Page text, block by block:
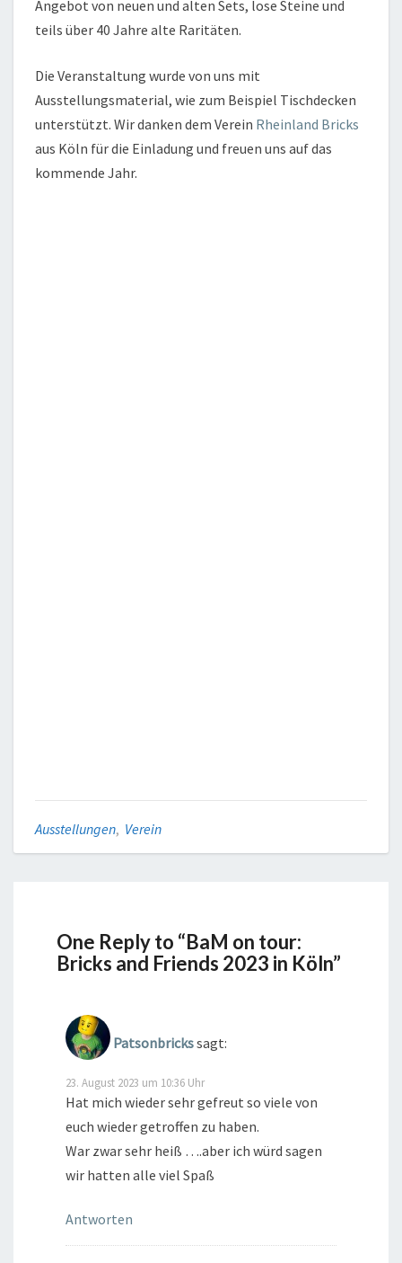
Angebot von neuen und alten Sets, lose Steine und
teils über 40 Jahre alte Raritäten.
Die Veranstaltung wurde von uns mit
Ausstellungsmaterial, wie zum Beispiel Tischdecken
unterstützt. Wir danken dem Verein Rheinland Bricks
aus Köln für die Einladung und freuen uns auf das
kommende Jahr.
Ausstellungen, Verein
One Reply to “BaM on tour:
Bricks and Friends 2023 in Köln”
Patsonbrickssagt:
23. August 2023 um 10:36 Uhr
Hat mich wieder sehr gefreut so viele von
euch wieder getroffen zu haben.
War zwar sehr heiß ….aber ich würd sagen
wir hatten alle viel Spaß
Antworten